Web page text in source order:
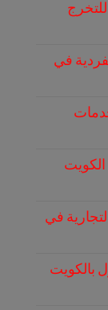
في
في
بالكويت